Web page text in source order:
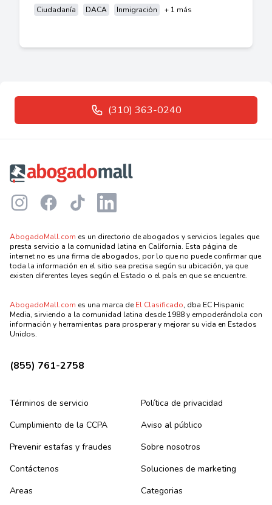
Ciudadanía
DACA Inmigración + 1 más
(310) 363-0240
InstagramFacebookTikTok LinkedIn
AbogadoMall.com es un directorio de abogados y servicios legales que
presta servicio a la comunidad latina en California. Esta página de
internet no es una firma de abogados, por lo que no puede confirmar que
toda la información en el sitio sea precisa según su ubicación, ya que
existen diferentes leyes según el Estado o el país en que se encuentre.
AbogadoMall.com es una marca deEl Clasificado, dba EC Hispanic
Media, sirviendo a la comunidad latina desde 1988 y empoderándola con
información y herramientas para prosperar y mejorar su vida en Estados
Unidos.
(855) 761-2758
Términos de servicio
Política de privacidad
Cumplimiento de la CCPA
Aviso al público
Prevenir estafas y fraudes
Sobre nosotros
Contáctenos
Soluciones de marketing
Areas
Categorias